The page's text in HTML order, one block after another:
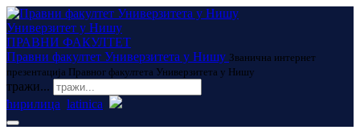
Универзитет у Нишу
ПРАВНИ ФАКУЛТЕТ
Правни факултет Универзитета у Нишу Званична интернет
презентација Правног факултета Универзитета у Нишу
тражи...
ћирилица latinica